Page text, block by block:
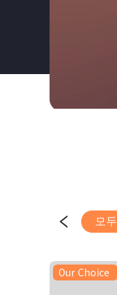
모두
Our Choice